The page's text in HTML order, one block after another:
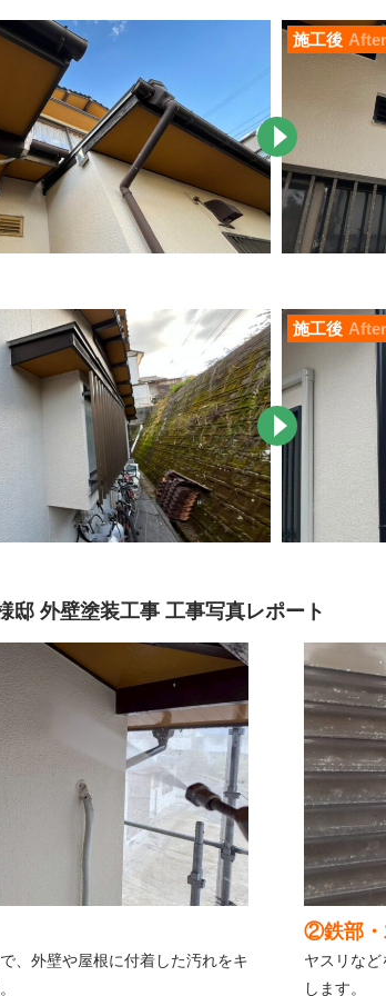
施工後 After
施工後 After
邸 外壁塗装工事 工事写真レポート
、外壁や屋根に付着した汚れをキ
②鉄部・
ヤスリな
します。